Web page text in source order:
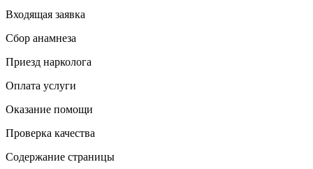
Входящая заявка
Сбор анамнеза
Приезд нарколога
Оплата услуги
Оказание помощи
Проверка качества
Содержание страницы